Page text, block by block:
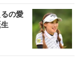
の愛